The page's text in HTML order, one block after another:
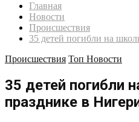
Главная
Новости
Происшествия
35 детей погибли на
Происшествия Топ Новости
35 детей погибли
празднике в